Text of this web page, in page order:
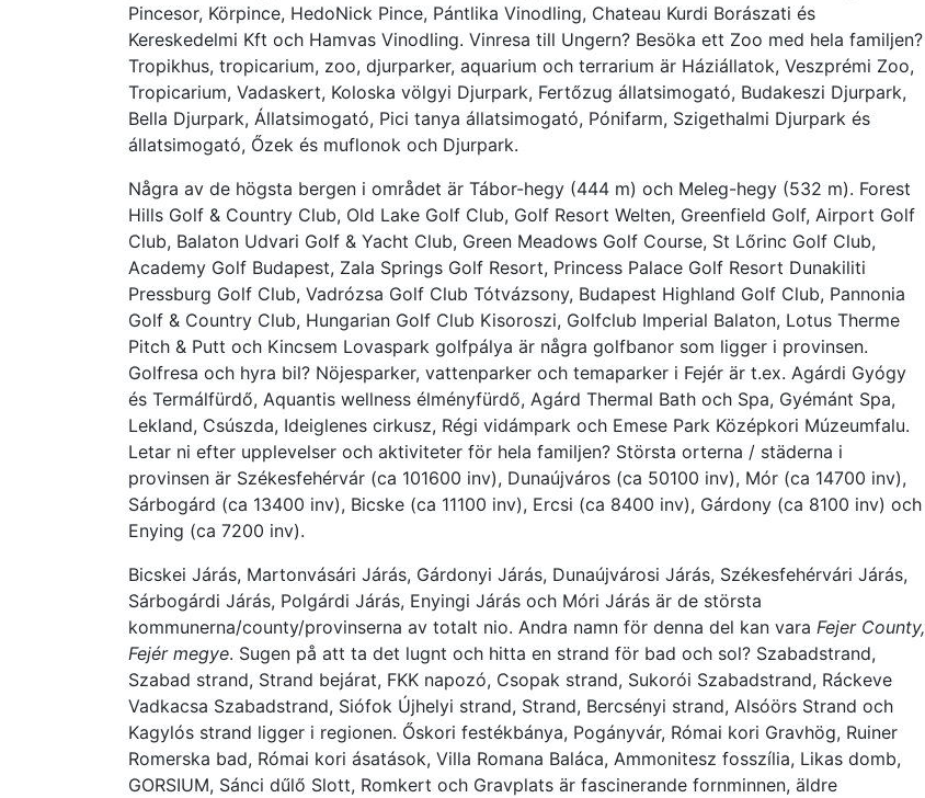
Pincesor, Körpince, HedoNick Pince, Pántlika Vinodling, Chateau Kurdi Borászati és
Kereskedelmi Kft och Hamvas Vinodling. Vinresa till Ungern? Besöka ett Zoo med hela familjen?
Tropikhus, tropicarium, zoo, djurparker, aquarium och terrarium är Háziállatok, Veszprémi Zoo,
Tropicarium, Vadaskert, Koloska völgyi Djurpark, Fertőzug állatsimogató, Budakeszi Djurpark,
Bella Djurpark, Állatsimogató, Pici tanya állatsimogató, Pónifarm, Szigethalmi Djurpark és
állatsimogató, Őzek és muflonok och Djurpark.
Några av de högsta bergen i området är Tábor-hegy (444 m) och Meleg-hegy (532 m). Forest
Hills Golf & Country Club, Old Lake Golf Club, Golf Resort Welten, Greenfield Golf, Airport Golf
Club, Balaton Udvari Golf & Yacht Club, Green Meadows Golf Course, St Lőrinc Golf Club,
Academy Golf Budapest, Zala Springs Golf Resort, Princess Palace Golf Resort Dunakiliti
Pressburg Golf Club, Vadrózsa Golf Club Tótvázsony, Budapest Highland Golf Club, Pannonia
Golf & Country Club, Hungarian Golf Club Kisoroszi, Golfclub Imperial Balaton, Lotus Therme
Pitch & Putt och Kincsem Lovaspark golfpálya är några golfbanor som ligger i provinsen.
Golfresa och hyra bil? Nöjesparker, vattenparker och temaparker i Fejér är t.ex. Agárdi Gyógy
és Termálfürdő, Aquantis wellness élményfürdő, Agárd Thermal Bath och Spa, Gyémánt Spa,
Lekland, Csúszda, Ideiglenes cirkusz, Régi vidámpark och Emese Park Középkori Múzeumfalu.
Letar ni efter upplevelser och aktiviteter för hela familjen? Största orterna / städerna i
provinsen är Székesfehérvár (ca 101600 inv), Dunaújváros (ca 50100 inv), Mór (ca 14700 inv),
Sárbogárd (ca 13400 inv), Bicske (ca 11100 inv), Ercsi (ca 8400 inv), Gárdony (ca 8100 inv) och
Enying (ca 7200 inv).
Bicskei Járás, Martonvásári Járás, Gárdonyi Járás, Dunaújvárosi Járás, Székesfehérvári Járás,
Sárbogárdi Járás, Polgárdi Járás, Enyingi Járás och Móri Járás är de största
kommunerna/county/provinserna av totalt nio. Andra namn för denna del kan vara Fejer County,
Fejér megye. Sugen på att ta det lugnt och hitta en strand för bad och sol? Szabadstrand,
Szabad strand, Strand bejárat, FKK napozó, Csopak strand, Sukorói Szabadstrand, Ráckeve
Vadkacsa Szabadstrand, Siófok Újhelyi strand, Strand, Bercsényi strand, Alsóörs Strand och
Kagylós strand ligger i regionen. Őskori festékbánya, Pogányvár, Római kori Gravhög, Ruiner
Romerska bad, Római kori ásatások, Villa Romana Baláca, Ammonitesz fosszília, Likas domb,
GORSIUM, Sánci dűlő Slott, Romkert och Gravplats är fascinerande fornminnen, äldre